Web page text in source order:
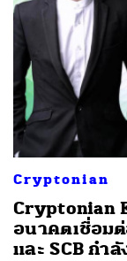
Cryptonian
Cryptonian
อนาคตเชื่อม
และ SCB กำลั